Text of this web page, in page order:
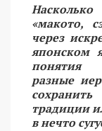
«макото,
через
японском
понятия
разные
традиции
в нечто